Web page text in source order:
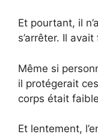
Et pourtant, il
s’arrêter. Il
Même si
il protégerait
corps était
Et lentement,